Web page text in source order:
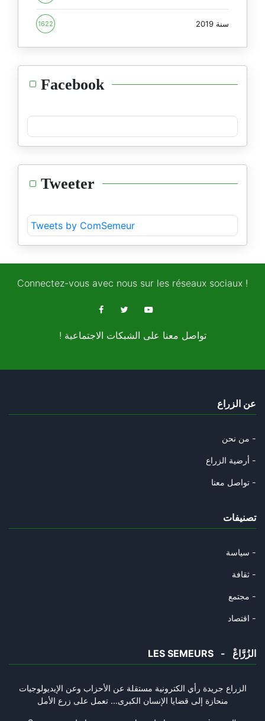
سنة 2019 1622
Facebook
Tweeter
Tweets by ComSemeur
Connectez-vous avec nous sur les réseaux sociaux !
! تواصل معنا على الشبكات الاجتماعية
عن الزراع
من نحن -
أرضية الزراع -
تواصل معنا -
تصنيفات
سياسة -
ثقافة -
مجتمع -
اقتصاد -
LES SEMEURS - الزُرَّاعْ
الزراع جريدة رأي الكترونية مستقلة عن الأحزاب وعن الإيديولوجيات
منحازة إلى قضايا الإنسان الكبرى... تعمل على زرع الأمل